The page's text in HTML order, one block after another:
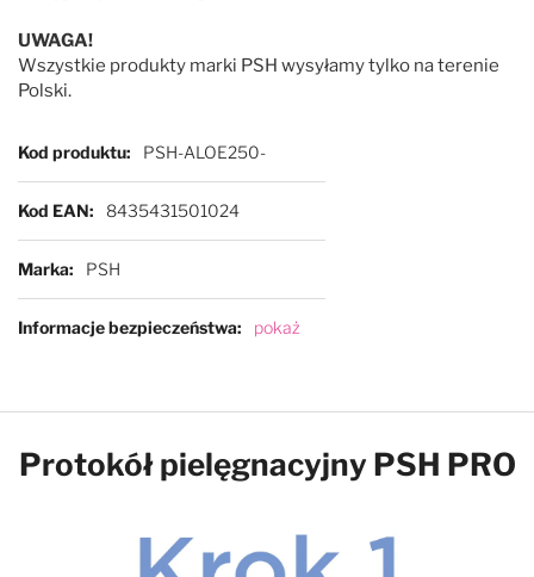
UWAGA!
Wszystkie produkty marki PSH wysyłamy tylko na terenie
Polski.
Więcej informacji
Kod produktu PSH-ALOE250-
Kod EAN 8435431501024
Marka PSH
Informacje bezpieczeństwa pokaż
Protokół pielęgnacyjny PSH PRO